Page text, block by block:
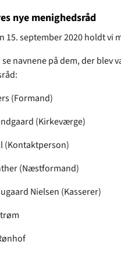
nye menighedsråd
15. september 2020 holdt vi
navnene på dem, der blev
(Formand)
(Kirkeværge)
(Kontaktperson)
(Næstformand)
Nielsen (Kasserer)